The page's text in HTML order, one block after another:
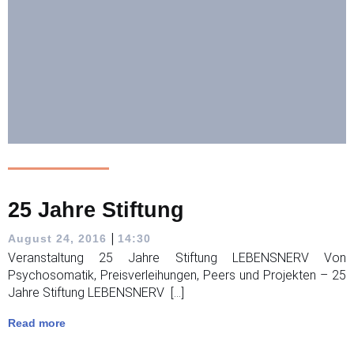
25 Jahre Stiftung
August 24, 2016 | 14:30
Veranstaltung 25 Jahre Stiftung LEBENSNERV Von
Psychosomatik, Preisverleihungen, Peers und Projekten – 25
Jahre Stiftung LEBENSNERV […]
Read more